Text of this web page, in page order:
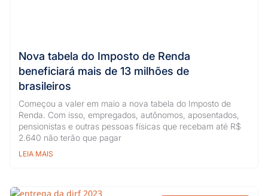
Nova tabela do Imposto de Renda
beneficiará mais de 13 milhões de
brasileiros
Começou a valer em maio a nova tabela do Imposto de
Renda. Com isso, empregados, autônomos, aposentados,
pensionistas e outras pessoas físicas que recebam até R$
2.640 não terão que pagar
LEIA MAIS